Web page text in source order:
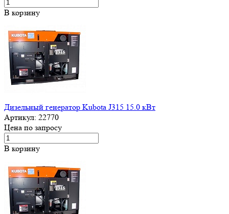
В корзину
Дизельный генератор Kubota J315 15.0 кВт
Артикул: 22770
Цена по запросу
В корзину